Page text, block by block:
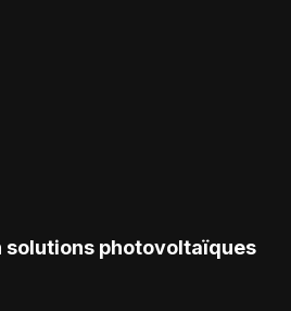
solutions photovoltaïques